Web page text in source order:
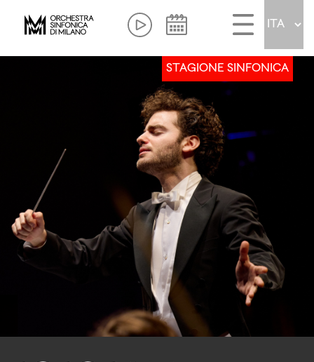
STAGIONE SINFONICA